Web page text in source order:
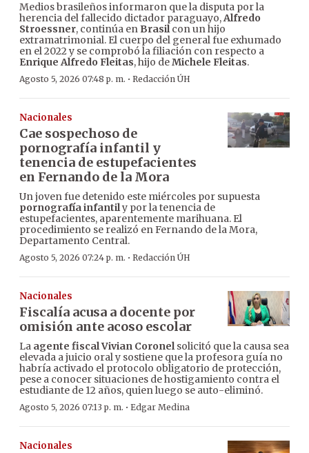
Medios brasileños informaron que la disputa por la
herencia del fallecido dictador paraguayo,Alfredo
Stroessner, continúa en Brasilcon un hijo
extramatrimonial. El cuerpo del general fue exhumado
en el 2022 y se comprobó la filiación con respecto a
Enrique Alfredo Fleitas, hijo deMichele Fleitas.
Agosto 5, 2026 07:48 p. m. · Redacción ÚH
Nacionales
Cae sospechoso de
pornografía infantil y
tenencia de estupefacientes
en Fernando de la Mora
Un joven fue detenido este miércoles por supuesta
pornografía infantily por la tenencia de
estupefacientes, aparentemente marihuana. El
procedimiento se realizó en Fernando de la Mora,
Departamento Central.
Agosto 5, 2026 07:24 p. m. · Redacción ÚH
Nacionales
Fiscalía acusa a docente por
omisión ante acoso escolar
La agente fiscal Vivian Coronelsolicitó que la causa sea
elevada a juicio oral y sostiene que la profesora guía no
habría activado el protocolo obligatorio de protección,
pese a conocer situaciones de hostigamiento contra el
estudiante de 12 años, quien luego se auto-eliminó.
Agosto 5, 2026 07:13 p. m. · Edgar Medina
Nacionales